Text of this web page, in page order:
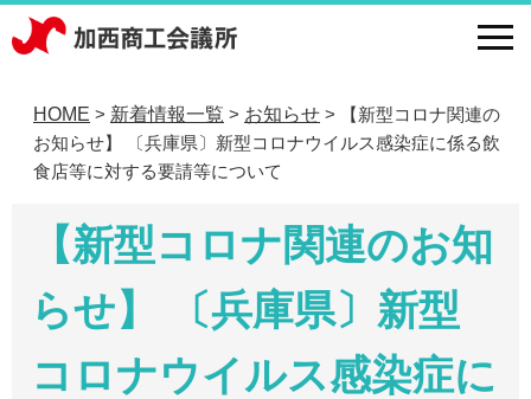
HOME > 新着情報一覧 > お知らせ >
【新型コロナ関連の
お知らせ】 〔兵庫県〕新型コロナウイルス感染症に係る飲
食店等に対する要請等について
【新型コロナ関連のお知
らせ】 〔兵庫県〕新型
コロナウイルス感染症に